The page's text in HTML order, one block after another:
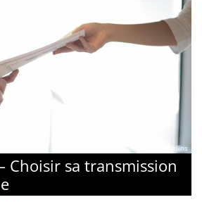
© Collège des Bernardins
Choisir sa transmission